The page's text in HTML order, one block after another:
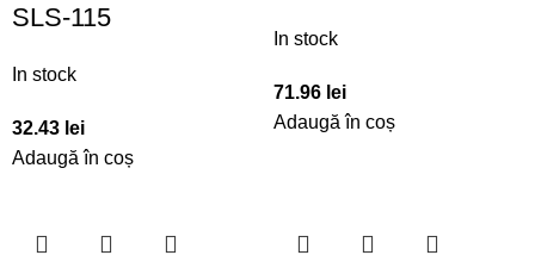
SLS-115
In stock
32.43 lei
Adaugă în coș
In stock
71.96 lei
Adaugă în coș